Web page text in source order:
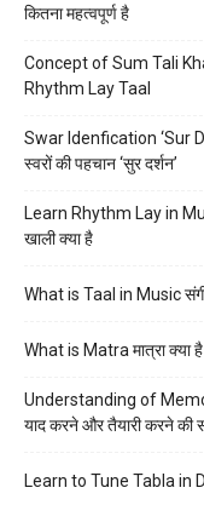
कितना महत्वपूर्ण है
Concept of Sum Tali
Rhythm Lay Taal
Swar Idenfication ‘Sur
स्वरों की पहचान ‘सुर दर्शन’
Learn Rhythm Lay in
खाली क्या है
What is Taal in Music
What is Matra मात्रा क्या है
Understanding of
याद करने और तैयारी करने की
Learn to Tune Tabla in